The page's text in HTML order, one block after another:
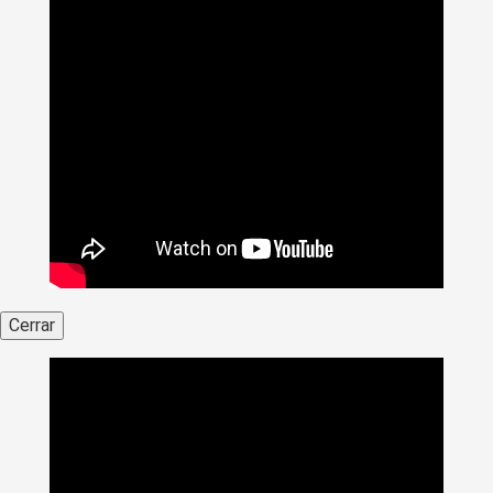
Cerrar